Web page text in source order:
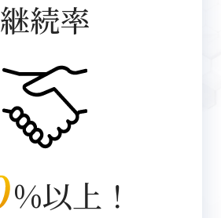
継続率
%以上！